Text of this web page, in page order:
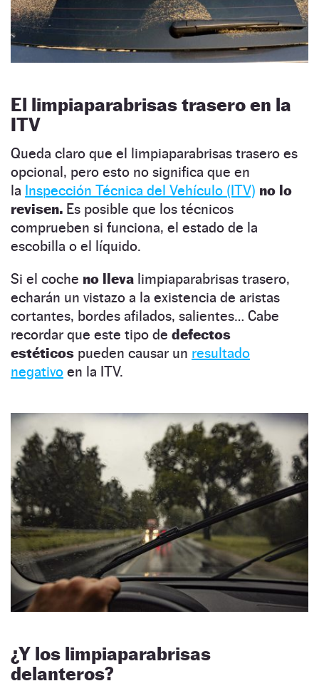
El limpiaparabrisas trasero en la
ITV
Queda claro que el limpiaparabrisas trasero es
opcional, pero esto no significa que en
la Inspección Técnica del Vehículo (ITV) no lo
revisen. Es posible que los técnicos
comprueben si funciona, el estado de la
escobilla o el líquido.
Si el coche no lleva limpiaparabrisas trasero,
echarán un vistazo a la existencia de aristas
cortantes, bordes afilados, salientes… Cabe
recordar que este tipo de defectos
estéticos pueden causar un resultado
negativo en la ITV.
¿Y los limpiaparabrisas
delanteros?